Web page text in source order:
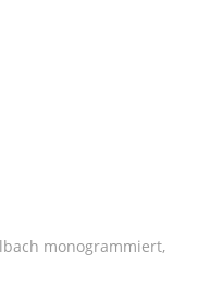
monogrammiert,